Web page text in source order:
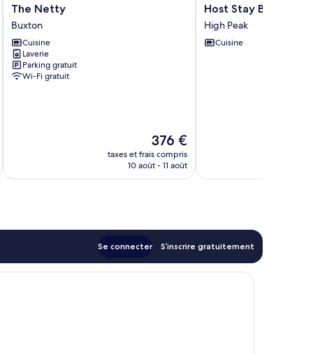
The
Netty
Buxton
The Netty
Buxton
Cuisine
Laverie
Parking gratuit
Wi-Fi gratuit
Le
nouveau
prix
376 €
taxes et frais compris
10 août - 11 août
Host
Stay
Batemill
Cottage
Host Stay Batemill
High Peak
Cuisine
Se connecter S’inscrire gratuitement